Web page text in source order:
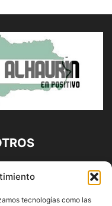
tecnologías como las
Propiedad de
71 95 | Noticias de
y Provincia|